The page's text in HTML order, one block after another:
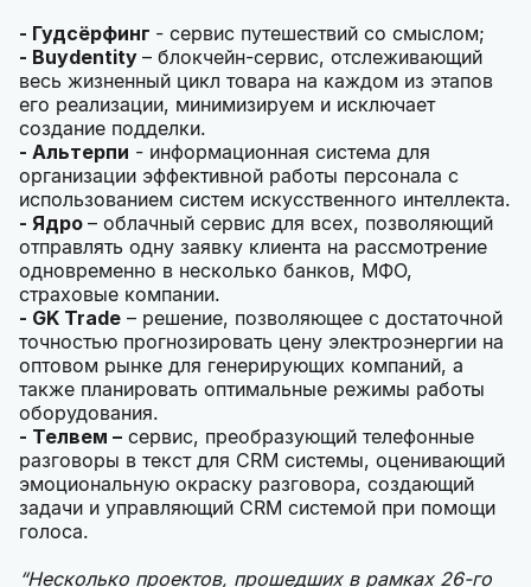
- Гудсёрфинг - сервис путешествий со смыслом;
- Buydentity – блокчейн-сервис, отслеживающий
весь жизненный цикл товара на каждом из этапов
его реализации, минимизируем и исключает
создание подделки.
- Альтерпи - информационная система для
организации эффективной работы персонала с
использованием систем искусственного интеллекта.
- Ядро – облачный сервис для всех, позволяющий
отправлять одну заявку клиента на рассмотрение
одновременно в несколько банков, МФО,
страховые компании.
- GK Trade – решение, позволяющее с достаточной
точностью прогнозировать цену электроэнергии на
оптовом рынке для генерирующих компаний, а
также планировать оптимальные режимы работы
оборудования.
- Телвем – сервис, преобразующий телефонные
разговоры в текст для CRM системы, оценивающий
эмоциональную окраску разговора, создающий
задачи и управляющий CRM системой при помощи
голоса.
“Несколько проектов, прошедших в рамках 26-го